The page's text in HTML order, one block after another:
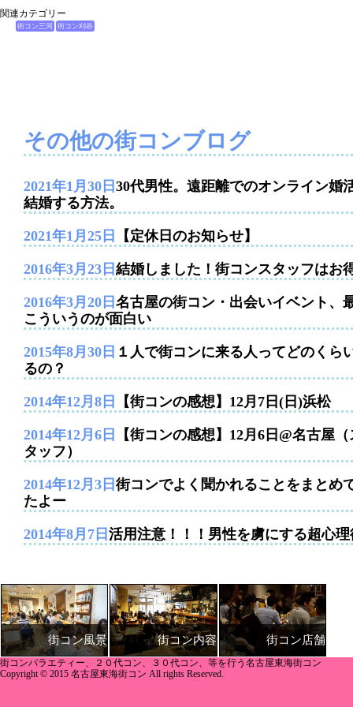
関連カテゴリー
街コン三河 街コン刈谷
その他の街コンブログ
2021年1月30日 30代男性。遠距離でのオンライン婚
結婚する方法。
2021年1月25日 【定休日のお知らせ】
2016年3月23日 結婚しました！街コンスタッフはお
2016年3月20日 名古屋の街コン・出会いイベント、
こういうのが面白い
2015年8月30日 １人で街コンに来る人ってどのくら
るの？
2014年12月8日 【街コンの感想】12月7日(日)浜松
2014年12月6日
【街コンの感想】12月6日@名古屋（
タッフ）
2014年12月3日 街コンでよく聞かれることをまとめ
たよー
2014年8月7日 活用注意！！！男性を虜にする超心理
街コン風景 街コン内容 街コン店舗
街コンバラエティー、２０代コン、３０代コン、等を行う名古屋東海街コン
Copyright © 2015 名古屋東海街コン All rights Reserved.